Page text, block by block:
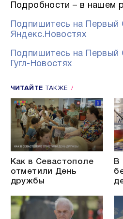
Подробности – в нашем
Подпишитесь на Первый
Яндекс.Новостях
Подпишитесь на Первый
Гугл-Новостях
ЧИТАЙТЕ ТАКЖЕ
Как в Севастополе
отметили День
дружбы
В